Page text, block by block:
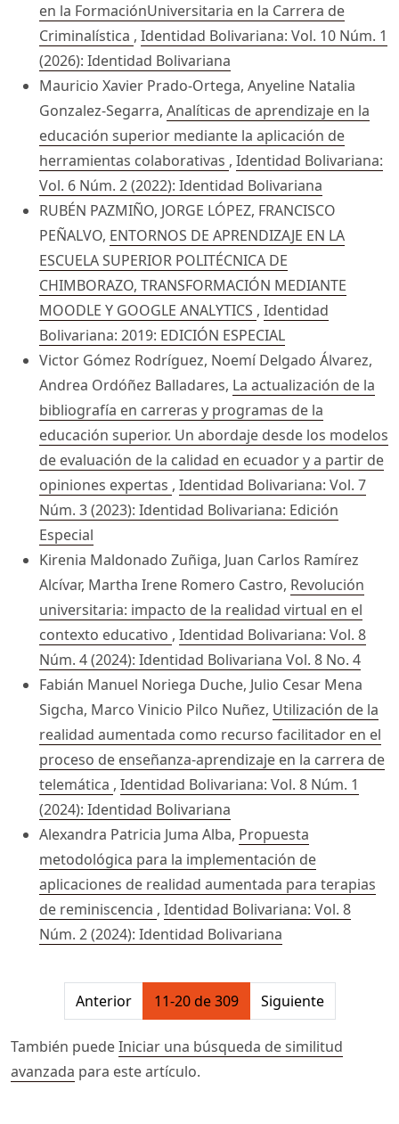
en la FormaciónUniversitaria en la Carrera de
Criminalística , Identidad Bolivariana: Vol. 10 Núm. 1
(2026): Identidad Bolivariana
Mauricio Xavier Prado-Ortega, Anyeline Natalia
Gonzalez-Segarra, Analíticas de aprendizaje en la
educación superior mediante la aplicación de
herramientas colaborativas , Identidad Bolivariana:
Vol. 6 Núm. 2 (2022): Identidad Bolivariana
RUBÉN PAZMIÑO, JORGE LÓPEZ, FRANCISCO
PEÑALVO, ENTORNOS DE APRENDIZAJE EN LA
ESCUELA SUPERIOR POLITÉCNICA DE
CHIMBORAZO, TRANSFORMACIÓN MEDIANTE
MOODLE Y GOOGLE ANALYTICS , Identidad
Bolivariana: 2019: EDICIÓN ESPECIAL
Victor Gómez Rodríguez, Noemí Delgado Álvarez,
Andrea Ordóñez Balladares, La actualización de la
bibliografía en carreras y programas de la
educación superior. Un abordaje desde los modelos
de evaluación de la calidad en ecuador y a partir de
opiniones expertas , Identidad Bolivariana: Vol. 7
Núm. 3 (2023): Identidad Bolivariana: Edición
Especial
Kirenia Maldonado Zuñiga, Juan Carlos Ramírez
Alcívar, Martha Irene Romero Castro, Revolución
universitaria: impacto de la realidad virtual en el
contexto educativo , Identidad Bolivariana: Vol. 8
Núm. 4 (2024): Identidad Bolivariana Vol. 8 No. 4
Fabián Manuel Noriega Duche, Julio Cesar Mena
Sigcha, Marco Vinicio Pilco Nuñez, Utilización de la
realidad aumentada como recurso facilitador en el
proceso de enseñanza-aprendizaje en la carrera de
telemática , Identidad Bolivariana: Vol. 8 Núm. 1
(2024): Identidad Bolivariana
Alexandra Patricia Juma Alba, Propuesta
metodológica para la implementación de
aplicaciones de realidad aumentada para terapias
de reminiscencia , Identidad Bolivariana: Vol. 8
Núm. 2 (2024): Identidad Bolivariana
##issue.pagination##
Anterior 11-20 de 309 Siguiente
También puedeIniciar una búsqueda de similitud
avanzada para este artículo.